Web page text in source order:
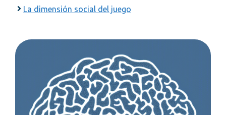
La dimensión social del juego